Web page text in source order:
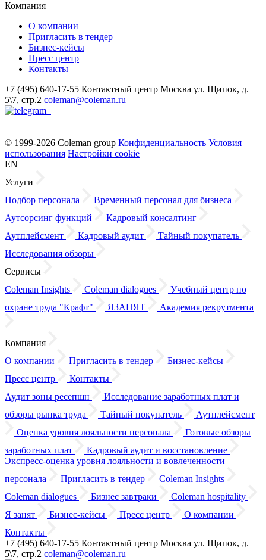
Компания
О компании
Пригласить в тендер
Бизнес-кейсы
Пресс центр
Контакты
+7 (495) 640-17-55 Контактный центр Москва ул. Щипок, д.
5\7, стр.2 coleman@coleman.ru
© 1999-2026 Coleman group Конфиденциальность Условия
использования Настройки cookie
EN
Услуги
Подбор персонала
Временный персонал для бизнеса
Аутсорсинг функций
Кадровый консалтинг
Аутплейсмент
Кадровый аудит
Тайный покупатель
Исследования обзоры
Сервисы
Coleman Insights
Coleman dialogues
Учебный центр по
охране труда "Крафт"
ЯЗАНЯТ Академия рекрутмента
Компания
О компании
Пригласить в тендер
Бизнес-кейсы
Пресс центр
Контакты
Аудит зоны ресепшн
Исследование заработных плат и
обзоры рынка труда Тайный покупатель
Аутплейсмент
Оценка уровня лояльности персонала
Готовые обзоры
заработных плат
Кадровый аудит и восстановление
Экспресс-оценка уровня лояльности и вовлеченности
персонала
Пригласить в тендер
Coleman Insights
Coleman dialogues
Бизнес завтраки
Coleman hospitality
Я занят
Бизнес-кейсы Пресс центр
О компании
Контакты
+7 (495) 640-17-55 Контактный центр Москва ул. Щипок, д.
5\7, стр.2 coleman@coleman.ru